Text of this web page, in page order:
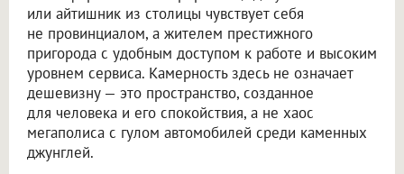
или айтишник из столицы чувствует себя
не провинциалом, а жителем престижного
пригорода с удобным доступом к работе и высоким
уровнем сервиса. Камерность здесь не означает
дешевизну — это пространство, созданное
для человека и его спокойствия, а не хаос
мегаполиса с гулом автомобилей среди каменных
джунглей.